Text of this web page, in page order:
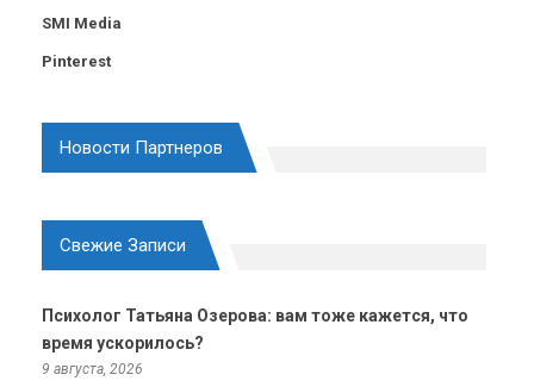
SMI Media
Pinterest
Новости Партнеров
Свежие Записи
Психолог Татьяна Озерова: вам тоже кажется, что
время ускорилось?
9 августа, 2026